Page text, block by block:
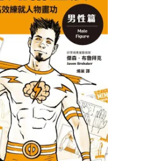
運動休閒 親子玩具
化妝保養 情趣用品